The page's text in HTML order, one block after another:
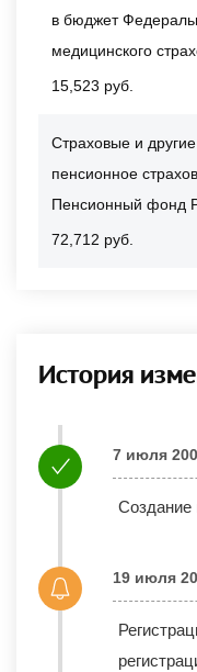
в бюджет
медицинского
15,523 руб.
Страховые и
пенсионное
Пенсионный фонд
72,712 руб.
История
7 июля
Создание
19 июля